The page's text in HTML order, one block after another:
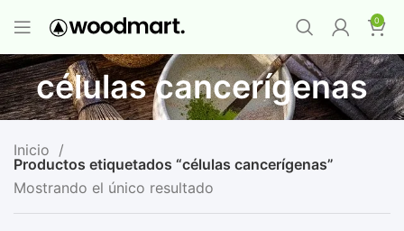
0
células cancerígenas
Inicio
Productos etiquetados “células cancerígenas”
Mostrando el único resultado
Premium-Compra 12 unidades y llévate 1
GRATIS ¡LO QUIERO YA